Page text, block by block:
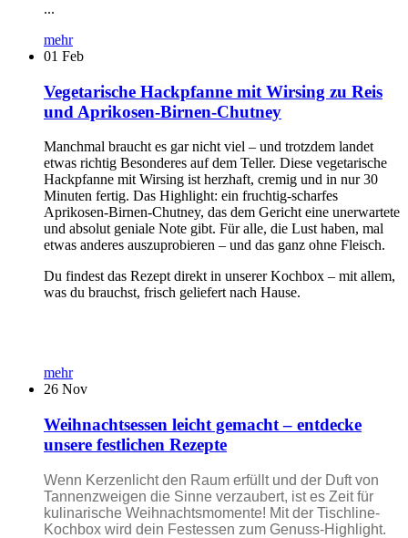
...
mehr
01 Feb
Vegetarische Hackpfanne mit Wirsing zu Reis
und Aprikosen-Birnen-Chutney
Manchmal braucht es gar nicht viel – und trotzdem landet
etwas richtig Besonderes auf dem Teller. Diese vegetarische
Hackpfanne mit Wirsing ist herzhaft, cremig und in nur 30
Minuten fertig. Das Highlight: ein fruchtig-scharfes
Aprikosen-Birnen-Chutney, das dem Gericht eine unerwartete
und absolut geniale Note gibt. Für alle, die Lust haben, mal
etwas anderes auszuprobieren – und das ganz ohne Fleisch.
Du findest das Rezept direkt in unserer Kochbox – mit allem,
was du brauchst, frisch geliefert nach Hause.
mehr
26 Nov
Weihnachtsessen leicht gemacht – entdecke
unsere festlichen Rezepte
Wenn Kerzenlicht den Raum erfüllt und der Duft von
Tannenzweigen die Sinne verzaubert, ist es Zeit für
kulinarische Weihnachtsmomente! Mit der Tischline-
Kochbox wird dein Festessen zum Genuss-Highlight.